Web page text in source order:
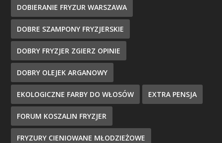
DOBIERANIE FRYZUR WARSZAWA
DOBRE SZAMPONY FRYZJERSKIE
DOBRY FRYZJER ZGIERZ OPINIE
DOBRY OLEJEK ARGANOWY
EKOLOGICZNE FARBY DO WŁOSÓW EXTRA PENSJA
FORUM KOSZALIN FRYZJER
FRYZURY CIENIOWANE MŁODZIEŻOWE